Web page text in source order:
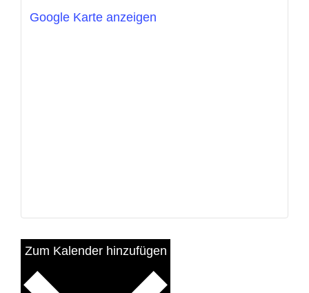
Google Karte anzeigen